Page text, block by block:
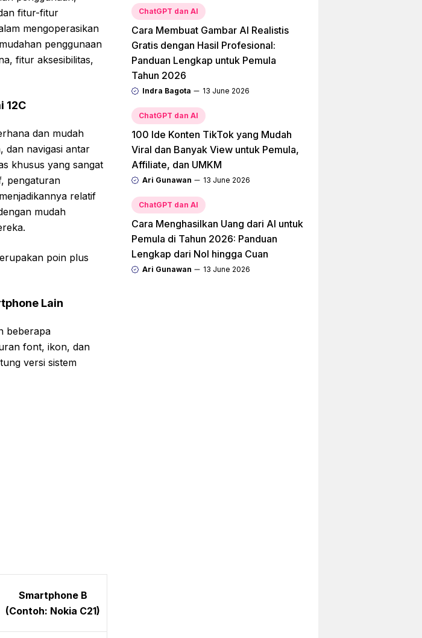
fitur-fitur
mengoperasikan
penggunaan
fitur aksesibilitas,
12C
dan mudah
dan navigasi antar
khusus yang sangat
pengaturan
relatif
mudah
poin plus
Lain
beberapa
font, ikon, dan
versi sistem
Smartphone B
(Contoh: Nokia C21)
ChatGPT dan AI
Cara Membuat Gambar AI Realistis
Gratis dengan Hasil Profesional:
Panduan Lengkap untuk Pemula
Tahun 2026
Indra Bagota 13 June 2026
ChatGPT dan AI
100 Ide Konten TikTok yang Mudah
Viral dan Banyak View untuk Pemula,
Affiliate, dan UMKM
Ari Gunawan 13 June 2026
ChatGPT dan AI
Cara Menghasilkan Uang dari AI untuk
Pemula di Tahun 2026: Panduan
Lengkap dari Nol hingga Cuan
Ari Gunawan 13 June 2026